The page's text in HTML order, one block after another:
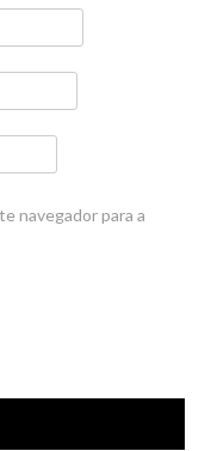
navegador para a